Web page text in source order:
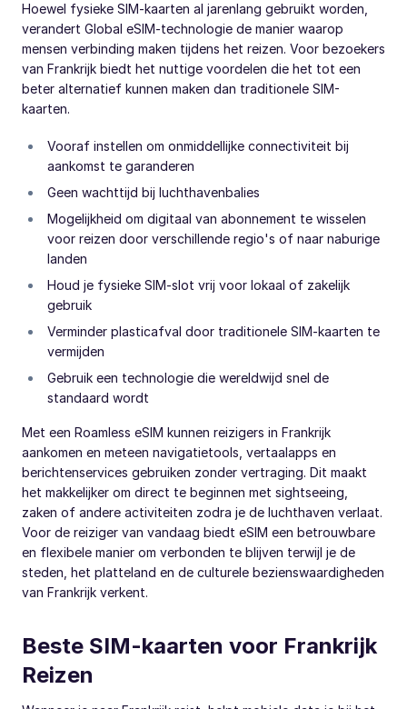
Hoewel fysieke SIM-kaarten al jarenlang gebruikt worden,
verandert Global eSIM-technologie de manier waarop
mensen verbinding maken tijdens het reizen. Voor bezoekers
van Frankrijk biedt het nuttige voordelen die het tot een
beter alternatief kunnen maken dan traditionele SIM-
kaarten.
Vooraf instellen om onmiddellijke connectiviteit bij
aankomst te garanderen
Geen wachttijd bij luchthavenbalies
Mogelijkheid om digitaal van abonnement te wisselen
voor reizen door verschillende regio's of naar naburige
landen
Houd je fysieke SIM-slot vrij voor lokaal of zakelijk
gebruik
Verminder plasticafval door traditionele SIM-kaarten te
vermijden
Gebruik een technologie die wereldwijd snel de
standaard wordt
Met een Roamless eSIM kunnen reizigers in Frankrijk
aankomen en meteen navigatietools, vertaalapps en
berichtenservices gebruiken zonder vertraging. Dit maakt
het makkelijker om direct te beginnen met sightseeing,
zaken of andere activiteiten zodra je de luchthaven verlaat.
Voor de reiziger van vandaag biedt eSIM een betrouwbare
en flexibele manier om verbonden te blijven terwijl je de
steden, het platteland en de culturele bezienswaardigheden
van Frankrijk verkent.
Beste SIM-kaarten voor Frankrijk
Reizen